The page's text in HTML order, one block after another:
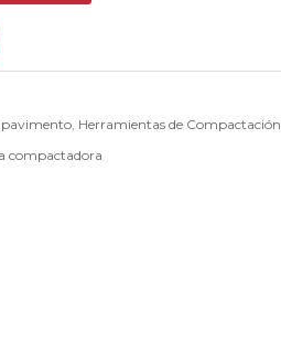
pavimento Herramientas de Compactación
compactadora